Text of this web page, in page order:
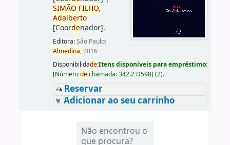
SIMÃO FILHO,
Adalberto
[Coordenador].
Editora:São Paulo:
Almedina,2016
Disponibilidade:Itens disponíveis para empréstimo:
[Númerodechamada:342.2 D598] (2).
Reservar
Adicionar ao seu carrinho
Não encontrou o
que procura?